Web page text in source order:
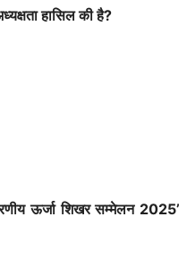
हासिल की है?
ऊर्जा शिखर सम्मेलन 2025’